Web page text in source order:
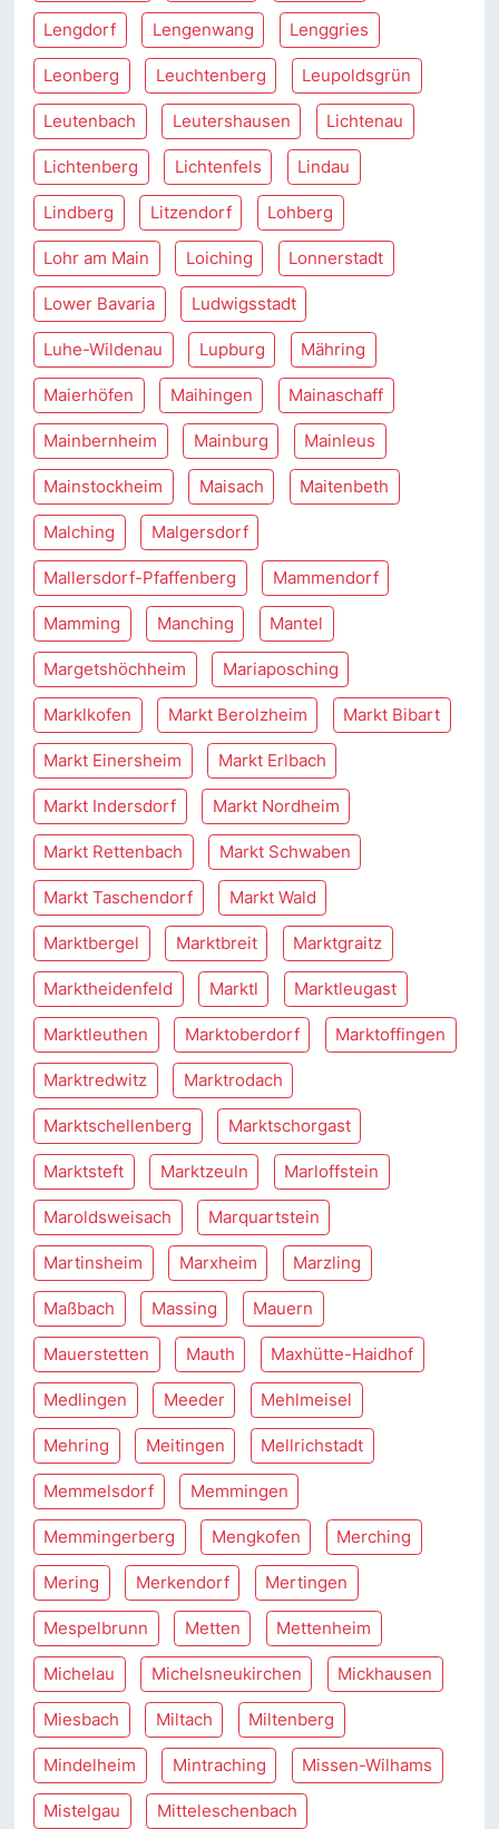
Lengdorf Lengenwang Lenggries
Leonberg Leuchtenberg Leupoldsgrün
Leutenbach Leutershausen Lichtenau
Lichtenberg Lichtenfels Lindau
Lindberg Litzendorf Lohberg
Lohr am Main Loiching Lonnerstadt
Lower Bavaria Ludwigsstadt
Luhe-Wildenau Lupburg Mähring
Maierhöfen Maihingen Mainaschaff
Mainbernheim Mainburg Mainleus
Mainstockheim Maisach Maitenbeth
Malching Malgersdorf
Mallersdorf-Pfaffenberg Mammendorf
Mamming Manching Mantel
Margetshöchheim Mariaposching
Marklkofen Markt Berolzheim Markt Bibart
Markt Einersheim Markt Erlbach
Markt Indersdorf Markt Nordheim
Markt Rettenbach Markt Schwaben
Markt Taschendorf Markt Wald
Marktbergel Marktbreit Marktgraitz
Marktheidenfeld Marktl Marktleugast
Marktleuthen Marktoberdorf Marktoffingen
Marktredwitz Marktrodach
Marktschellenberg Marktschorgast
Marktsteft Marktzeuln Marloffstein
Maroldsweisach Marquartstein
Martinsheim Marxheim Marzling
Maßbach Massing Mauern
Mauerstetten Mauth Maxhütte-Haidhof
Medlingen Meeder Mehlmeisel
Mehring Meitingen Mellrichstadt
Memmelsdorf Memmingen
Memmingerberg Mengkofen Merching
Mering Merkendorf Mertingen
Mespelbrunn Metten Mettenheim
Michelau Michelsneukirchen Mickhausen
Miesbach Miltach Miltenberg
Mindelheim Mintraching Missen-Wilhams
Mistelgau Mitteleschenbach